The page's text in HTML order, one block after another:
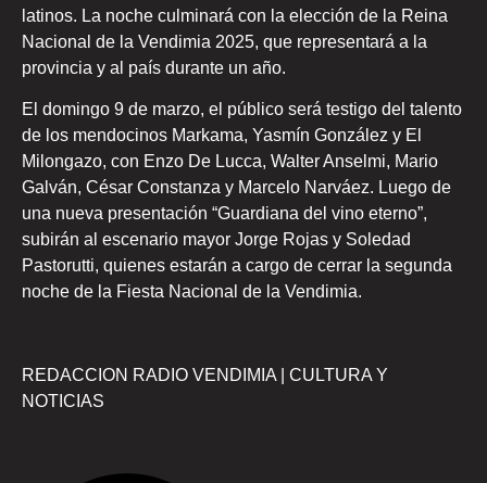
latinos. La noche culminará con la elección de la Reina
Nacional de la Vendimia 2025, que representará a la
provincia y al país durante un año.
El domingo 9 de marzo, el público será testigo del talento
de los mendocinos Markama, Yasmín González y El
Milongazo, con Enzo De Lucca, Walter Anselmi, Mario
Galván, César Constanza y Marcelo Narváez. Luego de
una nueva presentación “Guardiana del vino eterno”,
subirán al escenario mayor Jorge Rojas y Soledad
Pastorutti, quienes estarán a cargo de cerrar la segunda
noche de la Fiesta Nacional de la Vendimia.
REDACCION RADIO VENDIMIA | CULTURA Y
NOTICIAS